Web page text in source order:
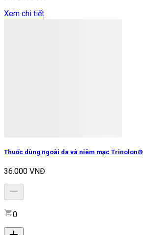
Xem chi tiết
Thuốc dùng ngoài da và niêm mạc
36.000 VNĐ
0